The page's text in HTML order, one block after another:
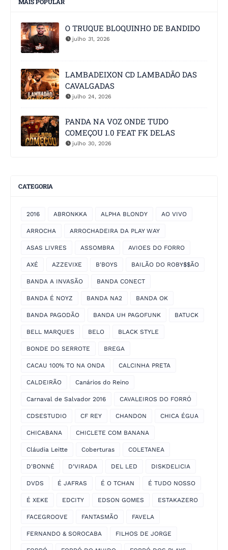
O TRUQUE BLOQUINHO DE BANDIDO
julho 31, 2026
LAMBADEIXON CD LAMBADÃO DAS
CAVALGADAS
julho 24, 2026
PANDA NA VOZ ONDE TUDO
COMEÇOU 1.0 FEAT FK DELAS
julho 30, 2026
CATEGORIA
2016 ABRONKKA ALPHA BLONDY AO VIVO
ARROCHA ARROCHADEIRA DA PLAY WAY
ASAS LIVRES ASSOMBRA AVIOES DO FORRO
AXÉ AZZEVIXE B'BOYS BAILÃO DO ROBY$$ÃO
BANDA A INVASÃO BANDA CONECT
BANDA É NOYZ BANDA NA2 BANDA OK
BANDA PAGODÃO BANDA UH PAGOFUNK BATUCK
BELL MARQUES BELO BLACK STYLE
BONDE DO SERROTE BREGA
CACAU 100% TO NA ONDA CALCINHA PRETA
CALDEIRÃO Canários do Reino
Carnaval de Salvador 2016 CAVALEIROS DO FORRÓ
CDSESTUDIO CF REY CHANDON CHICA ÉGUA
CHICABANA CHICLETE COM BANANA
Cláudia Leitte Coberturas COLETANEA
D'BONNÉ D'VIRADA DEL LED DISKDELICIA
DVDS É JAFRAS É O TCHAN É TUDO NOSSO
É XEKE EDCITY EDSON GOMES ESTAKAZERO
FACEGROOVE FANTASMÃO FAVELA
FERNANDO & SOROCABA FILHOS DE JORGE